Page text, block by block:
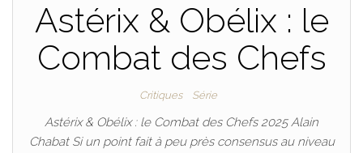
Astérix & Obélix : le
Combat des Chefs
Critiques Série
Astérix & Obélix : le Combat des Chefs 2025 Alain
Chabat Si un point fait à peu près consensus au niveau